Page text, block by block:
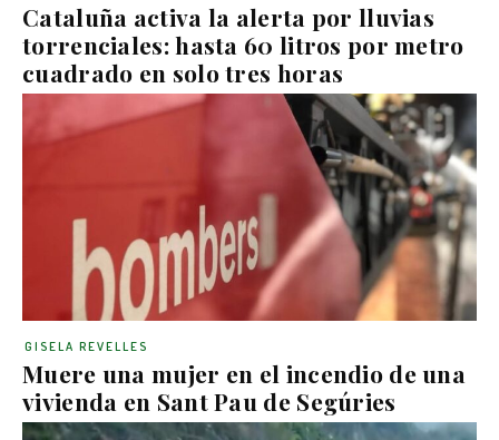
Cataluña activa la alerta por lluvias
torrenciales: hasta 60 litros por metro
cuadrado en solo tres horas
Muere una mujer en el incendio de una
vivienda en Sant Pau de Segúries
GISELA REVELLES